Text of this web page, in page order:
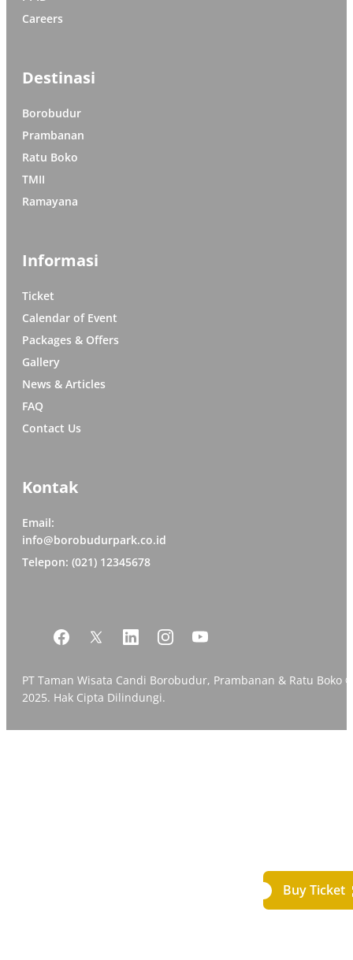
Buy Ticket
Careers
Destinasi
Borobudur
Prambanan
Ratu Boko
TMII
Ramayana
Informasi
Ticket
Calendar of Event
Packages & Offers
Gallery
News & Articles
FAQ
Contact Us
Kontak
Email:
info@borobudurpark.co.id
Telepon: (021) 12345678
PT Taman Wisata Candi Borobudur, Prambanan & Ratu Boko
2025. Hak Cipta Dilindungi.